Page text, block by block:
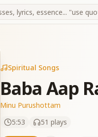
Spiritual Songs
Baba Aap
Minu Purushottam
5:53
51 plays